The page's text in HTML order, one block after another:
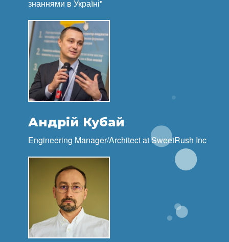
знаннями в Україні"
Андрій Кубай
Engineering Manager/Architect atSweetRush Inc